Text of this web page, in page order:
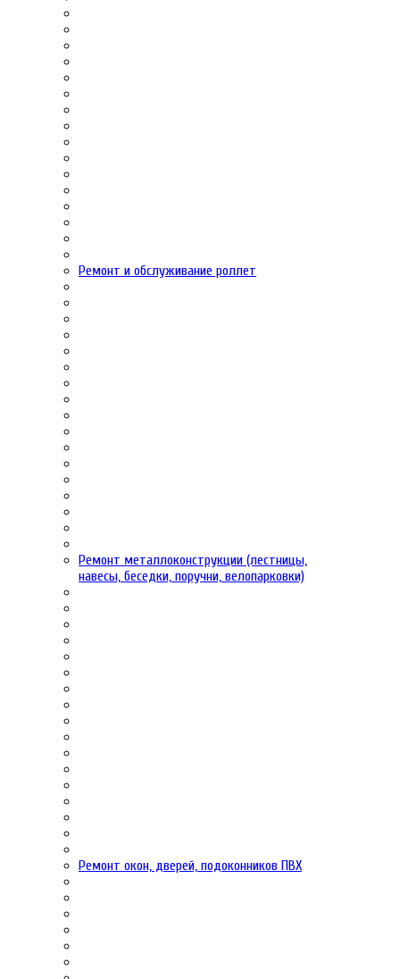
Ремонт и обслуживание роллет
Ремонт металлоконструкции (лестницы,
навесы, беседки, поручни, велопарковки)
Ремонт окон, дверей, подоконников ПВХ